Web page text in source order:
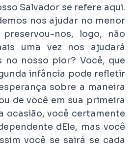
Salvador se refere aqui.
nos ajudar no menor
nos, logo, não
uma vez nos ajudará
no nosso pior? Você, que
infância pode refletir
sobre a maneira
de você em sua primeira
ocasião, você certamente
dEle, mas você
você se sairá se cada